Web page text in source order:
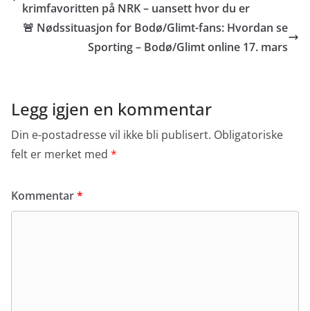
krimfavoritten på NRK – uansett hvor du er
🚨 Nødssituasjon for Bodø/Glimt-fans: Hvordan se
Sporting – Bodø/Glimt online 17. mars
Legg igjen en kommentar
Din e-postadresse vil ikke bli publisert. Obligatoriske
felt er merket med *
Kommentar*